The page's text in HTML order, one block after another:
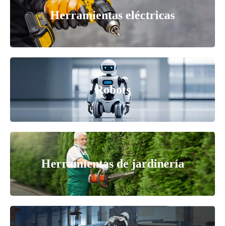
Herramientas eléctricas
Robots
Herramientas de jardinería